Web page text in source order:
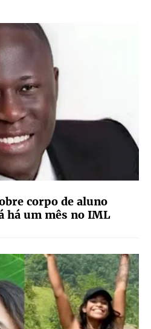
corpo de aluno
há um mês no IML